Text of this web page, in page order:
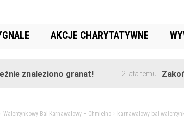
AKCJE CHARYTATYWNE
granat! 2 lata temu Zakończono
Walentynkowy Bal Karnawałowy – Chmielno> karnawałowy bal